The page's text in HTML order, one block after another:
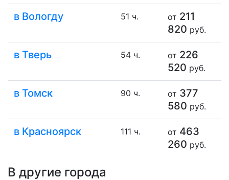
в Вологду 51 ч. от 211
820 руб.
в Тверь 54 ч. от 226
520 руб.
в Томск 90 ч. от 377
580 руб.
в Красноярск 111 ч. от 463
260 руб.
В другие города